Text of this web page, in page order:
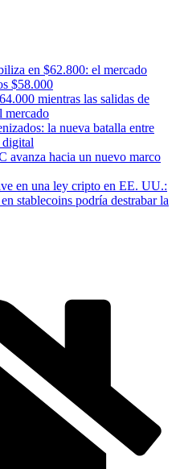
en $62.800: el mercado
$58.000
mientras las salidas de
mercado
la nueva batalla entre
digital
avanza hacia un nuevo marco
en una ley cripto en EE. UU.:
stablecoins podría destrabar la